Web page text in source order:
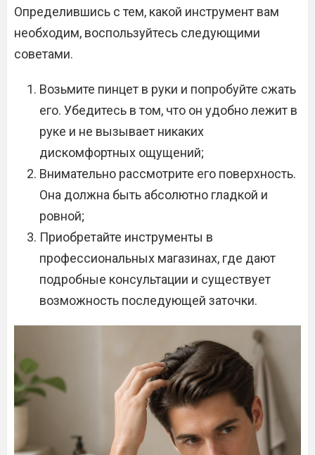
Определившись с тем, какой инструмент вам
необходим, воспользуйтесь следующими
советами.
Возьмите пинцет в руки и попробуйте сжать
его. Убедитесь в том, что он удобно лежит в
руке и не вызывает никаких
дискомфортных ощущений;
Внимательно рассмотрите его поверхность.
Она должна быть абсолютно гладкой и
ровной;
Приобретайте инструменты в
профессиональных магазинах, где дают
подробные консультации и существует
возможность последующей заточки.